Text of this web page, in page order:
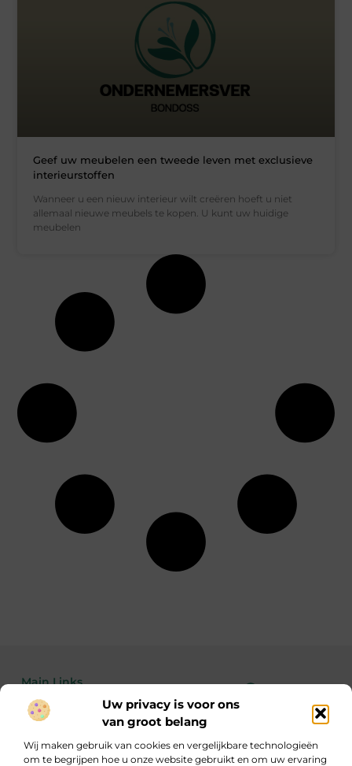
Uw privacy is voor ons
van groot belang
Wij maken gebruik van cookies en vergelijkbare technologieën
om te begrijpen hoe u onze website gebruikt en om uw ervaring
Geef uw meubelen een tweede leven met exclusieve
interieurstoffen
Wanneer u een nieuw interieur wilt creëren hoeft u niet
allemaal nieuwe meubels te kopen. U kunt uw huidige
meubelen
Main Links
Bekende Nederlanders